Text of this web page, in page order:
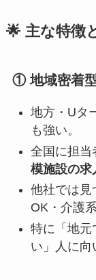
🌟 主な特徴
① 地域密着
地方・Uタ
も強い。
全国に担当
模施設の求
他社では見
OK・介護
特に「地元
い」人に向